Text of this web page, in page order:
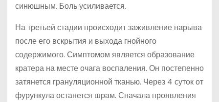
синюшным. Боль усиливается.
На третьей стадии происходит заживление нарыва
после его вскрытия и выхода гнойного
содержимого. Симптомом является образование
кратера на месте очага воспаления. Он постепенно
затянется грануляционной тканью. Через 4 суток от
фурункула останется шрам. Сначала проявления